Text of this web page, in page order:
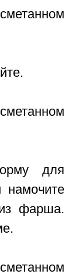
для
намочите
фарша.